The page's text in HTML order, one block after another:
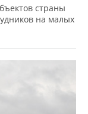
страны
на малых